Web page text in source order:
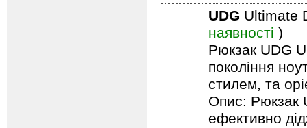
UDG Ultimate
наявності )
Рюкзак UDG
покоління
стилем, та
Опис: Рюкзак
ефективно